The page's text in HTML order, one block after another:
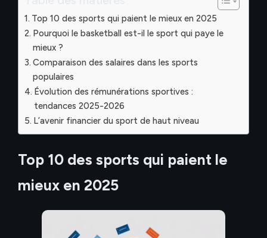
Top 10 des sports qui paient le mieux en 2025
Pourquoi le basketball est-il le sport qui paye le
mieux ?
Comparaison des salaires dans les sports
populaires
Évolution des rémunérations sportives :
tendances 2025-2026
L’avenir financier du sport de haut niveau
Top 10 des sports qui paient le
mieux en 2025